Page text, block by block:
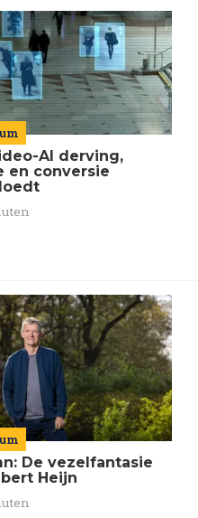
AI derving,
en conversie
De vezelfantasie
Heijn